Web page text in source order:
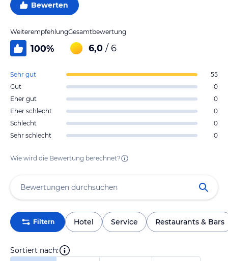
Bewerten
Weiterempfehlung
100%
Gesamtbewertung
6,0 / 6
Sehr gut
55
Gut
0
Eher gut
0
Eher schlecht
0
Schlecht
0
Sehr schlecht
0
Wie wird die Bewertung berechnet?
Filtern Hotel Service Restaurants & Bars
Sortiert nach: